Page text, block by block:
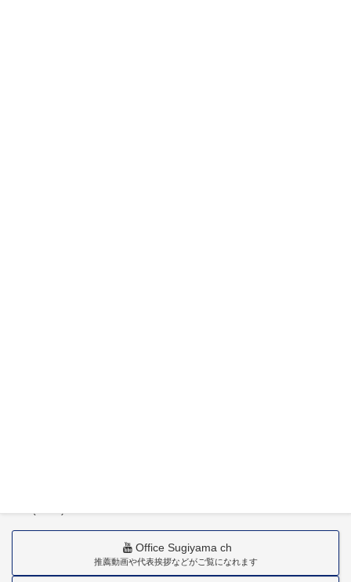
Office Sugiyama ch
推薦動画や代表挨拶などがご覧になれます